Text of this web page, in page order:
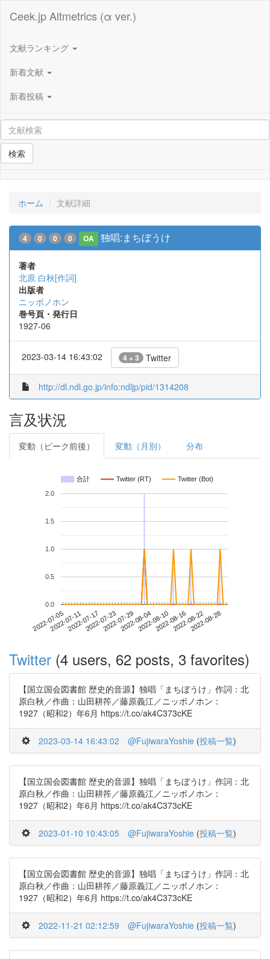
Ceek.jp Altmetrics (α ver.)
文献ランキング
新着文献
新着投稿
検索
ホーム 文献詳細
4 0 0 0 OA 独唱:まちぼうけ
著者
北原 白秋[作詞]
出版者
ニッポノホン
巻号頁・発行日
1927-06
2023-03-14 16:43:02 4 + 3 Twitter
http://dl.ndl.go.jp/info:ndljp/pid/1314208
言及状況
変動（ピーク前後） 変動（月別） 分布
合計 Twitter (RT) Twitter (Bot)
2022-07-052022-07-112022-07-172022-07-232022-07-292022-08-042022-08-102022-08-162022-08-222022-08-28
0.0
0.5
1.0
1.5
2.0
Twitter (4 users, 62 posts, 3 favorites)
【国立国会図書館 歴史的音源】独唱「まちぼうけ」作詞：北
原白秋／作曲：山田耕筰／藤原義江／ニッポノホン：
1927（昭和2）年6月 https://t.co/ak4C373cKE
2023-03-14 16:43:02 @FujiwaraYoshie (投稿一覧)
【国立国会図書館 歴史的音源】独唱「まちぼうけ」作詞：北
原白秋／作曲：山田耕筰／藤原義江／ニッポノホン：
1927（昭和2）年6月 https://t.co/ak4C373cKE
2023-01-10 10:43:05 @FujiwaraYoshie (投稿一覧)
【国立国会図書館 歴史的音源】独唱「まちぼうけ」作詞：北
原白秋／作曲：山田耕筰／藤原義江／ニッポノホン：
1927（昭和2）年6月 https://t.co/ak4C373cKE
2022-11-21 02:12:59 @FujiwaraYoshie (投稿一覧)